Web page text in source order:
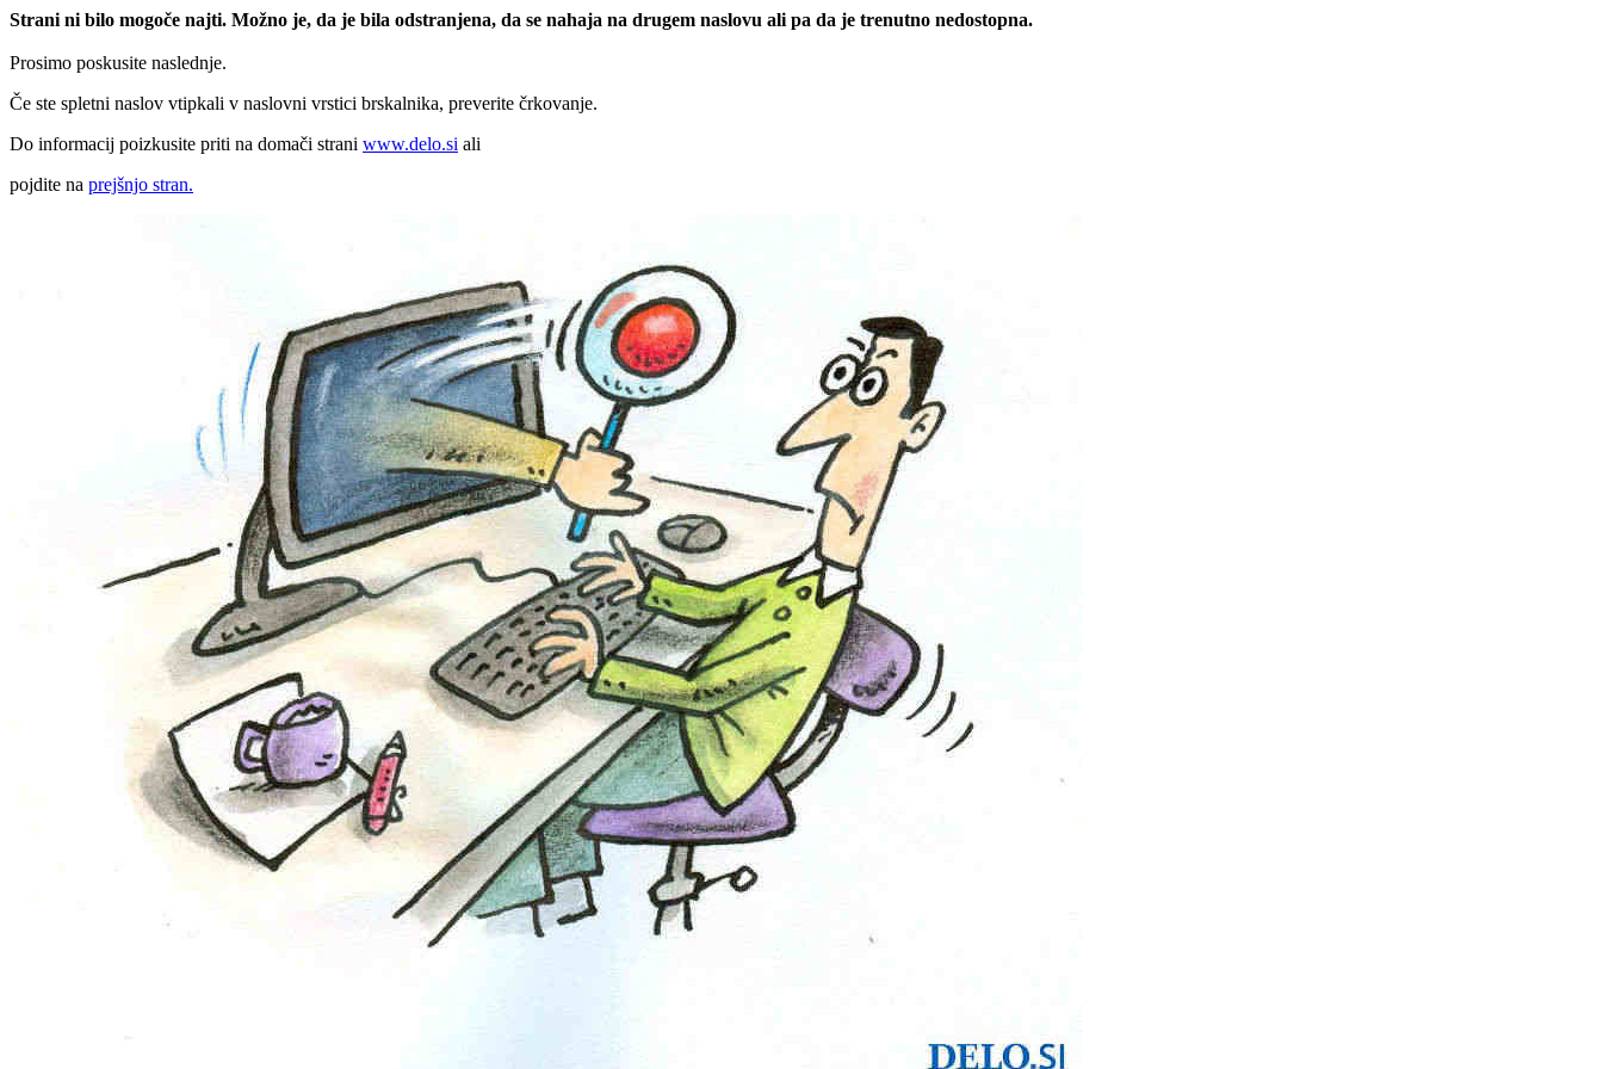
Strani ni bilo mogoče najti. Možno je, da je bila odstranjena, da se nahaja na drugem naslovu ali pa da je trenutno nedostopna.
Prosimo poskusite naslednje.
Če ste spletni naslov vtipkali v naslovni vrstici brskalnika, preverite črkovanje.
Do informacij poizkusite priti na domači strani www.delo.si ali
pojdite na prejšnjo stran.